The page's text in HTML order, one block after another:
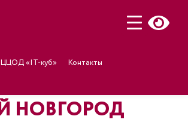
ЦЦОД «IT-куб»
Контакты
НОВГОРОД